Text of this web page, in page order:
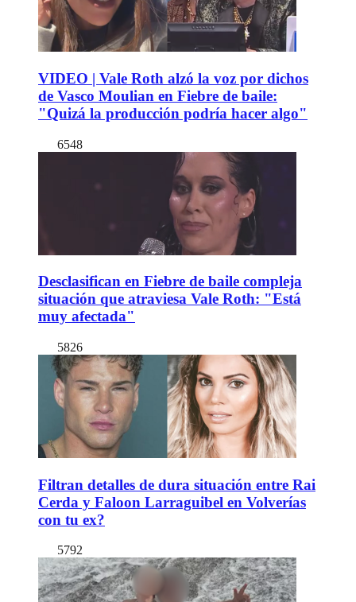
VIDEO | Vale Roth alzó la voz por dichos
de Vasco Moulian en Fiebre de baile:
"Quizá la producción podría hacer algo"
6548
Desclasifican en Fiebre de baile compleja
situación que atraviesa Vale Roth: "Está
muy afectada"
5826
Filtran detalles de dura situación entre Rai
Cerda y Faloon Larraguibel en Volverías
con tu ex?
5792